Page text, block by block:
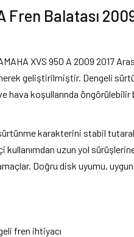
Fren Balatası
XVS 950 A 2009 2017
geliştirilmiştir. Dengeli
hava koşullarında
karakterini stabil
uzun yol
Doğru disk uyumu,
fren ihtiyacı